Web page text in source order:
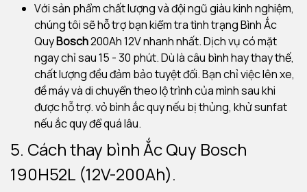
Với sản phẩm chất lượng và đội ngũ giàu kinh nghiệm,
chúng tôi sẽ hỗ trợ bạn kiểm tra tình trạng Bình Ắc
QuyBosch200Ah 12V nhanh nhất. Dịch vụ có mặt
ngay chỉ sau 15 - 30 phút. Dù là câu bình hay thay thế,
chất lượng đều đảm bảo tuyệt đối. Bạn chỉ việc lên xe,
đề máy và di chuyển theo lộ trình của mình sau khi
được hỗ trợ. vỏ bình ắc quy nếu bị thủng, khử sunfat
nếu ắc quy để quá lâu.
5. Cách thay bình Ắc Quy Bosch
190H52L (12V-200Ah).